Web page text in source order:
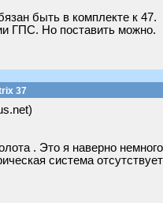
быть в комплекте к 47.
ГПС. Но поставить можно.
37
. Это я наверно
система